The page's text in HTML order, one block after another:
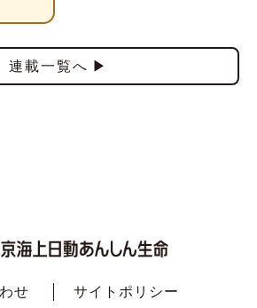
連載一覧へ
せ サイトポリシー